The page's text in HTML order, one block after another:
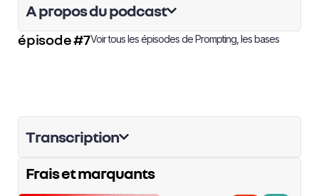
A propos du podcast
épisode #7Voir tous les épisodes dePrompting, les bases
Transcription
Frais et marquants